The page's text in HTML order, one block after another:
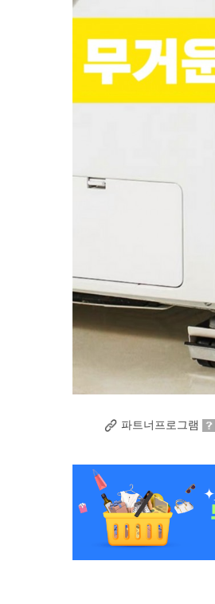
파트너프로그램